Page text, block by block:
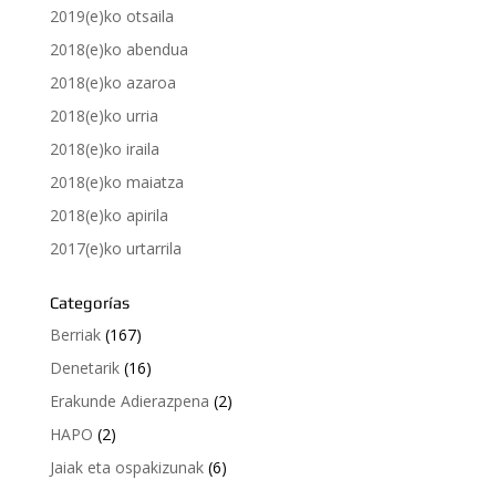
2019(e)ko otsaila
2018(e)ko abendua
2018(e)ko azaroa
2018(e)ko urria
2018(e)ko iraila
2018(e)ko maiatza
2018(e)ko apirila
2017(e)ko urtarrila
Categorías
Berriak(167)
Denetarik(16)
Erakunde Adierazpena (2)
HAPO (2)
Jaiak eta ospakizunak(6)